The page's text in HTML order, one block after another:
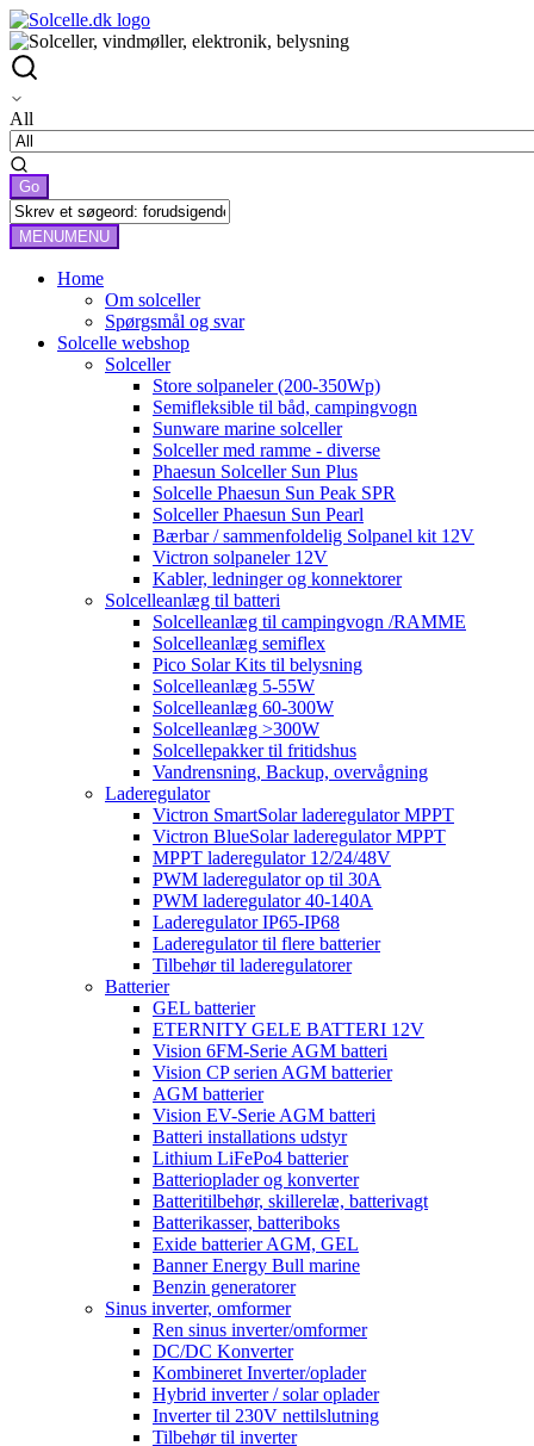
All
MENUMENU
Home
Om solceller
Spørgsmål og svar
Solcelle webshop
Solceller
Store solpaneler (200-350Wp)
Semifleksible til båd, campingvogn
Sunware marine solceller
Solceller med ramme - diverse
Phaesun Solceller Sun Plus
Solcelle Phaesun Sun Peak SPR
Solceller Phaesun Sun Pearl
Bærbar / sammenfoldelig Solpanel kit 12V
Victron solpaneler 12V
Kabler, ledninger og konnektorer
Solcelleanlæg til batteri
Solcelleanlæg til campingvogn /RAMME
Solcelleanlæg semiflex
Pico Solar Kits til belysning
Solcelleanlæg 5-55W
Solcelleanlæg 60-300W
Solcelleanlæg >300W
Solcellepakker til fritidshus
Vandrensning, Backup, overvågning
Laderegulator
Victron SmartSolar laderegulator MPPT
Victron BlueSolar laderegulator MPPT
MPPT laderegulator 12/24/48V
PWM laderegulator op til 30A
PWM laderegulator 40-140A
Laderegulator IP65-IP68
Laderegulator til flere batterier
Tilbehør til laderegulatorer
Batterier
GEL batterier
ETERNITY GELE BATTERI 12V
Vision 6FM-Serie AGM batteri
Vision CP serien AGM batterier
AGM batterier
Vision EV-Serie AGM batteri
Batteri installations udstyr
Lithium LiFePo4 batterier
Batterioplader og konverter
Batteritilbehør, skillerelæ, batterivagt
Batterikasser, batteriboks
Exide batterier AGM, GEL
Banner Energy Bull marine
Benzin generatorer
Sinus inverter, omformer
Ren sinus inverter/omformer
DC/DC Konverter
Kombineret Inverter/oplader
Hybrid inverter / solar oplader
Inverter til 230V nettilslutning
Tilbehør til inverter